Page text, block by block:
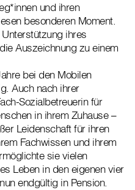
und ihren
besonderen Moment.
ihres
Auszeichnung zu einem
bei den Mobilen
Auch nach ihrer
Sozialbetreuerin für
in ihrem Zuhause –
Leidenschaft für ihren
Fachwissen und ihrem
sie vielen
Leben in den eigenen vier
endgültig in Pension.